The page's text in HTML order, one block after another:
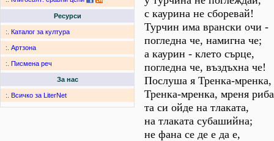
Ресурси
:. Каталог за култура
:. Артзона
:. Писмена реч
За нас
:. Всичко за LiterNet
с каурина не сборевай!
Турчин има врански очи -
погледна че, намигна че;
а каурин - клето сърце,
погледна че, въздъхна че!
Послуша я Тренка-мренка,
Тренка-мренка, мреня
та си ойде на тлаката,
на тлаката субашийна;
не фана се де е да е,